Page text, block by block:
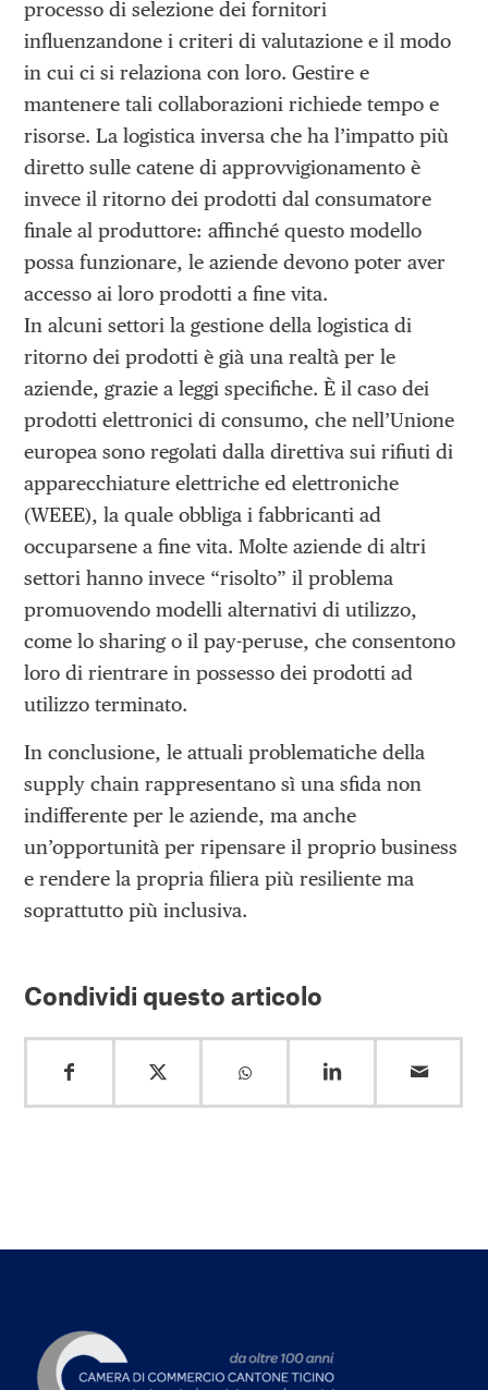
processo di selezione dei fornitori
influenzandone i criteri di valutazione e il modo
in cui ci si relaziona con loro. Gestire e
mantenere tali collaborazioni richiede tempo e
risorse. La logistica inversa che ha l’impatto più
diretto sulle catene di approvvigionamento è
invece il ritorno dei prodotti dal consumatore
finale al produttore: affinché questo modello
possa funzionare, le aziende devono poter aver
accesso ai loro prodotti a fine vita.
In alcuni settori la gestione della logistica di
ritorno dei prodotti è già una realtà per le
aziende, grazie a leggi specifiche. È il caso dei
prodotti elettronici di consumo, che nell’Unione
europea sono regolati dalla direttiva sui rifiuti di
apparecchiature elettriche ed elettroniche
(WEEE), la quale obbliga i fabbricanti ad
occuparsene a fine vita. Molte aziende di altri
settori hanno invece “risolto” il problema
promuovendo modelli alternativi di utilizzo,
come lo sharing o il pay-peruse, che consentono
loro di rientrare in possesso dei prodotti ad
utilizzo terminato.
In conclusione, le attuali problematiche della
supply chain rappresentano sì una sfida non
indifferente per le aziende, ma anche
un’opportunità per ripensare il proprio business
e rendere la propria filiera più resiliente ma
soprattutto più inclusiva.
Condividi questo articolo